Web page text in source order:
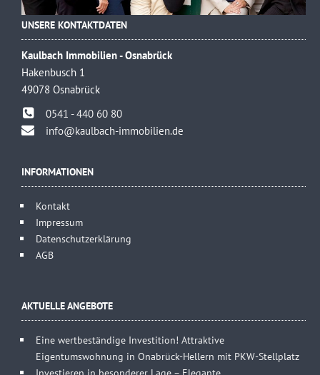
UNSERE KONTAKTDATEN
Kaulbach Immobilien - Osnabrück
Hakenbusch 1
49078 Osnabrück
0541 - 440 60 80
info@kaulbach-immobilien.de
INFORMATIONEN
Kontakt
Impressum
Datenschutzerklärung
AGB
AKTUELLE ANGEBOTE
Eine wertbeständige Investition! Attraktive
Eigentumswohnung in Onabrück-Hellern mit PKW-Stellplatz